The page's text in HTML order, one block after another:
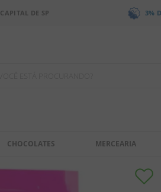
CAPITAL DE SP 3%
CHOCOLATES MERCEARIA